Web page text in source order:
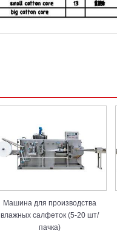
Машина для производства
влажных салфеток (5-20 шт/
пачка)